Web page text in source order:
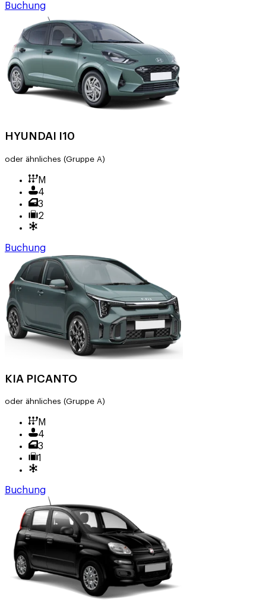
Buchung
HYUNDAI I10
oder ähnliches (Gruppe A)
M
4
3
2
Buchung
KIA PICANTO
oder ähnliches (Gruppe A)
M
4
3
1
Buchung